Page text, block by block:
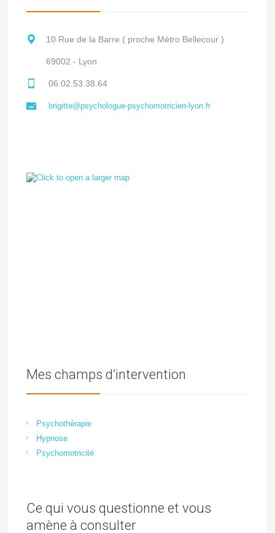
10 Rue de la Barre ( proche Métro Bellecour )
69002 - Lyon
06.02.53.38.64
brigitte@psychologue-psychomotricien-lyon.fr
Mes champs d’intervention
Psychothérapie
Hypnose
Psychomotricité
Ce qui vous questionne et vous
amène à consulter